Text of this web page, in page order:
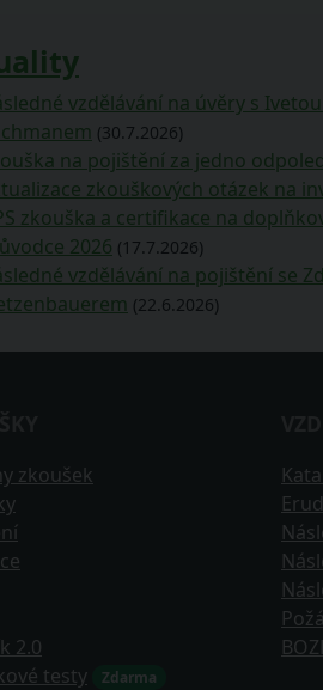
vzdělávání na úvěry s
(30.7.2026)
na pojištění za jedno
zkouškových otázek na
zkouška a certifikace na
2026 (17.7.2026)
vzdělávání na pojištění se
(22.6.2026)
zkoušek
2.0
testy
Zdarma